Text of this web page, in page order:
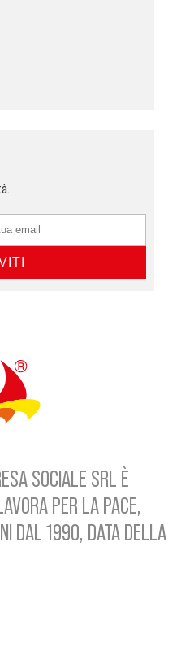
SOCIALE SRL È
PER LA PACE,
DAL 1990, DATA DELLA